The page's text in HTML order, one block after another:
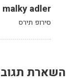
malky adler
סירופ תירס
השארת